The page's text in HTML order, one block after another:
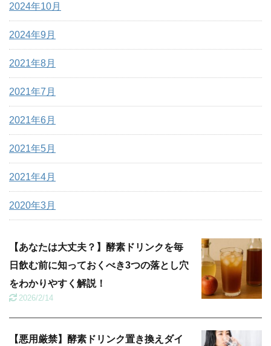
2024年10月
2024年9月
2021年8月
2021年7月
2021年6月
2021年5月
2021年4月
2020年3月
【あなたは大丈夫？】酵素ドリンクを毎
日飲む前に知っておくべき3つの落とし穴
をわかりやすく解説！
2026/2/14
【悪用厳禁】酵素ドリンク置き換えダイ